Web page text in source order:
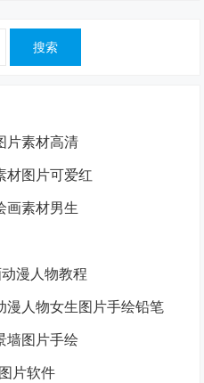
片素材高清
材图片可爱红
画素材男生
漫人物教程
漫人物女生图片手绘铅笔
墙图片手绘
片软件